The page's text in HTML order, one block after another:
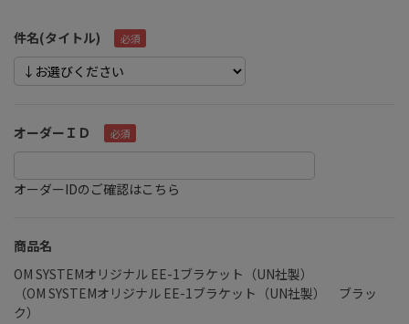
件名(タイトル)
オーダーＩＤ
オーダーIDのご確認はこちら
商品名
OM SYSTEMオリジナル EE-1ブラケット（UN社製）
（OM SYSTEMオリジナル EE-1ブラケット（UN社製） ブラッ
ク）